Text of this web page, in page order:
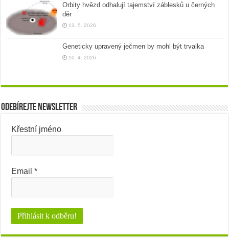
Orbity hvězd odhalují tajemství záblesků u černých
děr
13. 5. 2026
Geneticky upravený ječmen by mohl být trvalka
10. 4. 2026
Odebírejte newsletter
Křestní jméno
Email*